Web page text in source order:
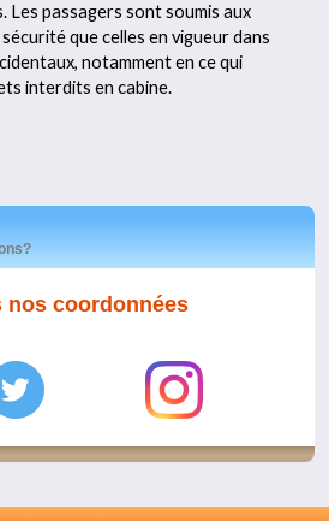
Les passagers sont soumis aux
que celles en vigueur dans
notamment en ce qui
interdits en cabine.
nos coordonnées